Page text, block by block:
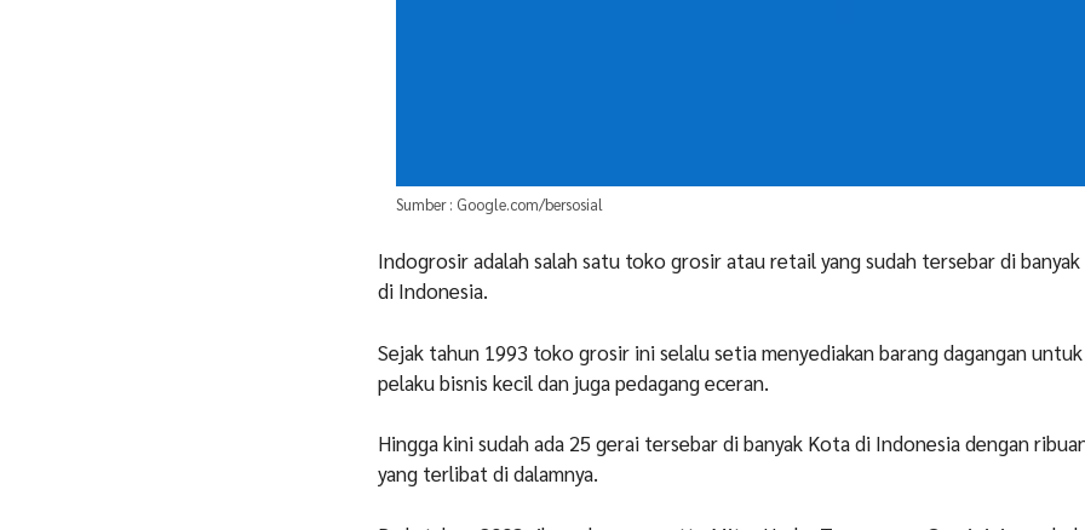
Sumber : Google.com/bersosial
Indogrosir adalah salah satu toko grosir atau retail yang sudah tersebar di
di Indonesia.
Sejak tahun 1993 toko grosir ini selalu setia menyediakan barang dagangan
pelaku bisnis kecil dan juga pedagang eceran.
Hingga kini sudah ada 25 gerai tersebar di banyak Kota di Indonesia dengan
yang terlibat di dalamnya.